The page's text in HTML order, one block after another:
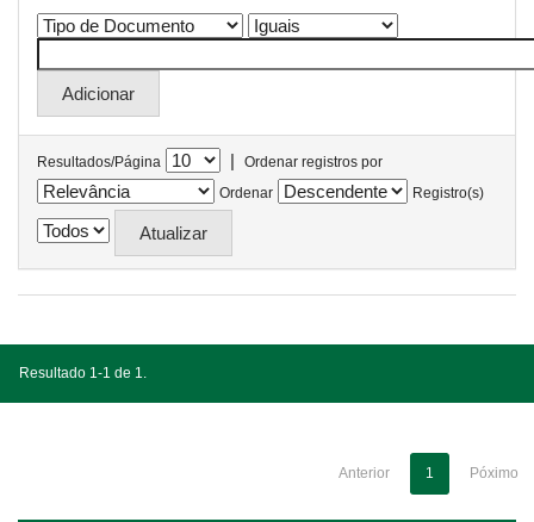
Resultados/Página |
Ordenar registros por
Ordenar
Registro(s)
Resultado 1-1 de 1.
Anterior 1 Póximo